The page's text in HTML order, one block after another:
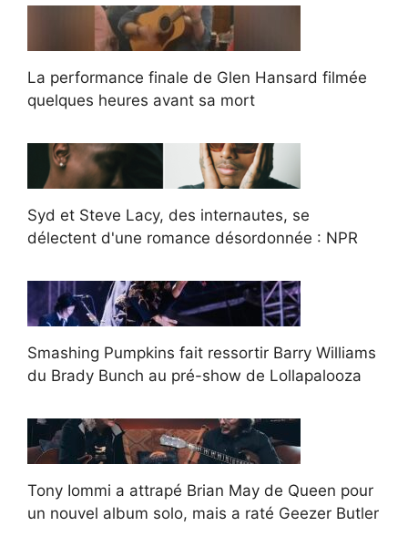
La performance finale de Glen Hansard filmée
quelques heures avant sa mort
Syd et Steve Lacy, des internautes, se
délectent d'une romance désordonnée : NPR
Smashing Pumpkins fait ressortir Barry Williams
du Brady Bunch au pré-show de Lollapalooza
Tony Iommi a attrapé Brian May de Queen pour
un nouvel album solo, mais a raté Geezer Butler